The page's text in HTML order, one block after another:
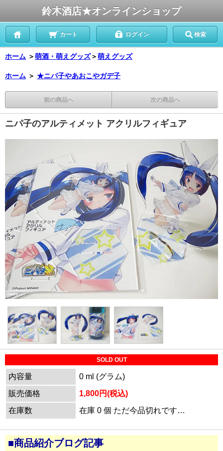
鈴木酒店★オンラインショップ
カート ログイン 検索
ホーム ＞萌酒・萌えグッズ＞萌えグッズ
ホーム ＞ ★ニパ子やあおこやガデ子
前の商品へ 次の商品へ
ニパ子のアルティメット アクリルフィギュア
SOLD OUT
内容量
0 ml (グラム)
販売価格
1,800円(税込)
在庫数
在庫 0 個 ただ今品切れです…
■商品紹介ブログ記事